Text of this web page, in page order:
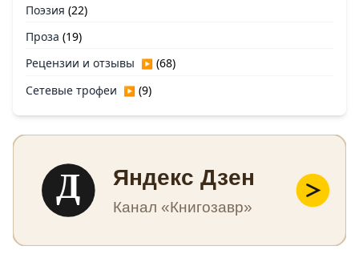
Поэзия (22)
Проза (19)
Рецензии и отзывы ▶ (68)
Сетевые трофеи ▶ (9)
Д Яндекс Дзен
Канал «Книгозавр»